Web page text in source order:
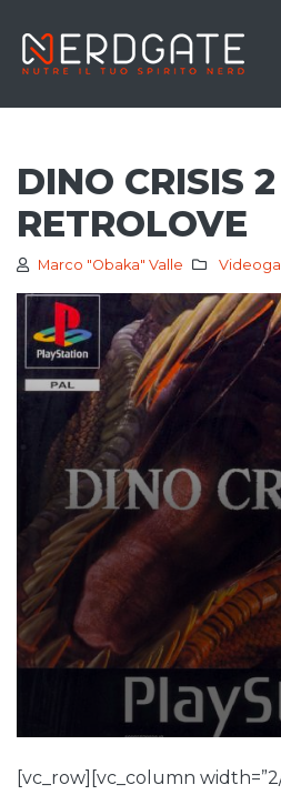
DINO CRISIS
RETROLOVE
Marco "Obaka" Valle
[vc_row][vc_column